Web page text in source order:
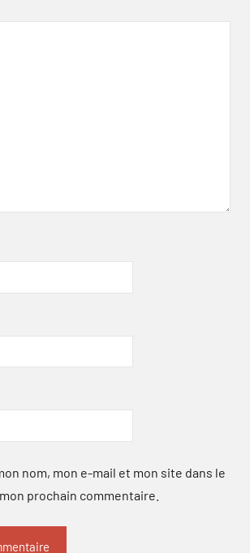
nom, mon e-mail et mon site dans le
prochain commentaire.